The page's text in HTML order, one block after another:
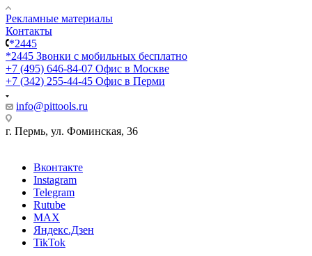
Рекламные материалы
Контакты
*2445
*2445 Звонки с мобильных бесплатно
+7 (495) 646-84-07 Офис в Москве
+7 (342) 255-44-45 Офис в Перми
info@pittools.ru
г. Пермь, ул. Фоминская, 36
Вконтакте
Instagram
Telegram
Rutube
MAX
Яндекс.Дзен
TikTok